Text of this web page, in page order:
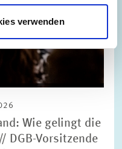
verwenden
Wie gelingt die
DGB-Vorsitzende